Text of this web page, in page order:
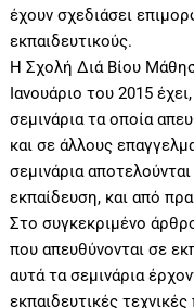
έχουν σχεδιάσει
εκπαιδευτικούς.
Η Σχολή Διά Βίου
Ιανουάριο του 2015
σεμινάρια τα οποία
και σε άλλους
σεμινάρια
εκπαίδευση, και από
Στο συγκεκριμένο
που απευθύνονται σε
αυτά τα σεμινάρια
εκπαιδευτικές